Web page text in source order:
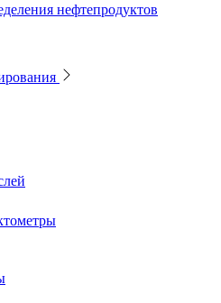
нефтепродуктов